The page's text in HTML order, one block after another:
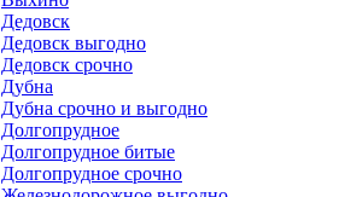
Дедовск
Дедовск выгодно
Дедовск срочно
Дубна
Дубна срочно и выгодно
Долгопрудное
Долгопрудное битые
Долгопрудное срочно